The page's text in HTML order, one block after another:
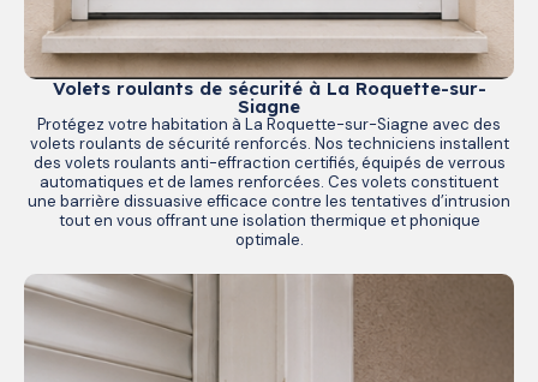
Volets roulants de sécurité à La Roquette-sur-
Siagne
Protégez votre habitation à La Roquette-sur-Siagne avec des
volets roulants de sécurité renforcés. Nos techniciens installent
des volets roulants anti-effraction certifiés, équipés de verrous
automatiques et de lames renforcées. Ces volets constituent
une barrière dissuasive efficace contre les tentatives d’intrusion
tout en vous offrant une isolation thermique et phonique
optimale.